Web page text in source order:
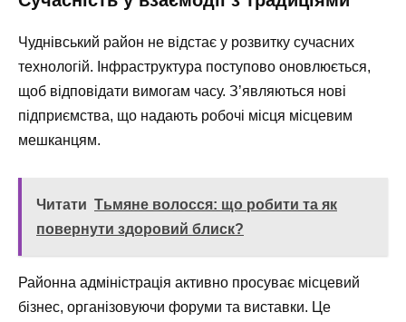
Чуднівський район не відстає у розвитку сучасних
технологій. Інфраструктура поступово оновлюється,
щоб відповідати вимогам часу. З’являються нові
підприємства, що надають робочі місця місцевим
мешканцям.
Читати Тьмяне волосся: що робити та як
повернути здоровий блиск?
Районна адміністрація активно просуває місцевий
бізнес, організовуючи форуми та виставки. Це